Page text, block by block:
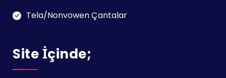
Tela/Nonvowen Çantalar
Site İçinde;